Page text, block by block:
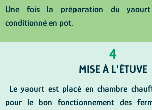
Une fois la préparation du
conditionné en pot.
4
MISE À L'ÉTUVE
Le yaourt est placé en chambre
pour le bon fonctionnement des